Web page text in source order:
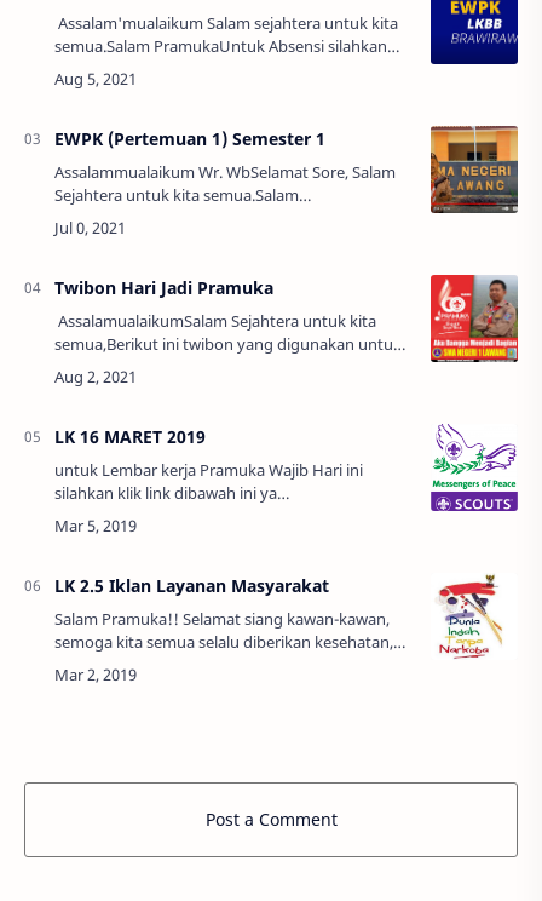
Assalam'mualaikum Salam sejahtera untuk kita
semua.Salam PramukaUntuk Absensi silahkan
klik link dibawah ini:>> Link Absensi <<Foto
Absensi menggunakan serag…
EWPK (Pertemuan 1) Semester 1
Assalammualaikum Wr. WbSelamat Sore, Salam
Sejahtera untuk kita semua.Salam
Pramuka!!!Untuk absensi silahkan klik link
dibawah ini :>> ABSENSI <<Untuk kegiata…
Twibon Hari Jadi Pramuka
AssalamualaikumSalam Sejahtera untuk kita
semua,Berikut ini twibon yang digunakan untuk
hari Sabtu, 14 Agustus 2021 jam 07.30
WIB.Kegiatan EWPK Minggu ini dilaksanakan
LK 16 MARET 2019
untuk Lembar kerja Pramuka Wajib Hari ini
silahkan klik link dibawah ini ya
https://goo.gl/forms/1yD0Ls16C04k5OvA2…
LK 2.5 Iklan Layanan Masyarakat
Salam Pramuka!! Selamat siang kawan-kawan,
semoga kita semua selalu diberikan kesehatan,
dan kemudahan dalam aktivitas belajar sampai
dengan hari ini. Ohya untuk kegiatan Pramuka…
Post a Comment